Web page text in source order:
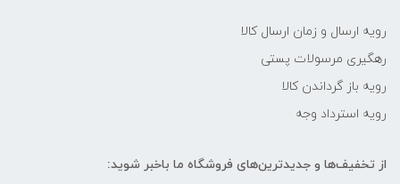
رویه ارسال و زمان ارسال کالا
رهگیری مرسولات پستی
رویه باز گرداندن کالا
رویه استرداد وجه
از تخفیف‌ها و جدیدترین‌های فروشگاه ما باخبر شوید: